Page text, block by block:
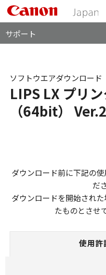
サポート
LIPS LX プリ
（64bit）
ソフトウエアダウンロード
ダウンロード前に下記の
だ
ダウンロードを開始され
たものとさせ
使用